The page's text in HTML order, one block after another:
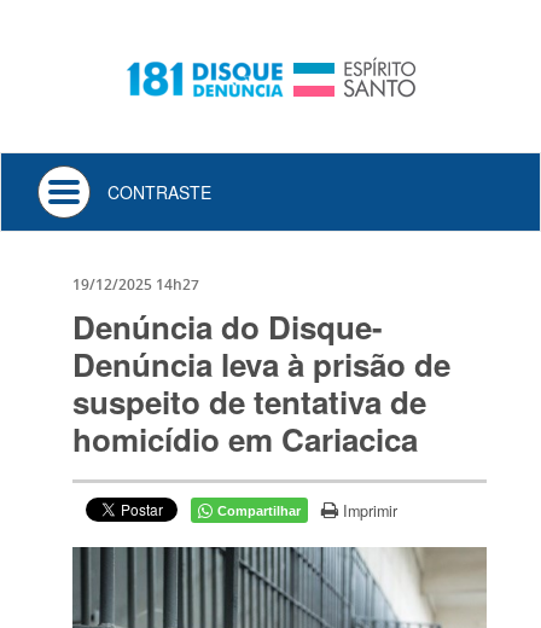
Toggle
navigation
CONTRASTE
19/12/2025 14h27
Denúncia do Disque-
Denúncia leva à prisão de
suspeito de tentativa de
homicídio em Cariacica
Compartilhar Imprimir